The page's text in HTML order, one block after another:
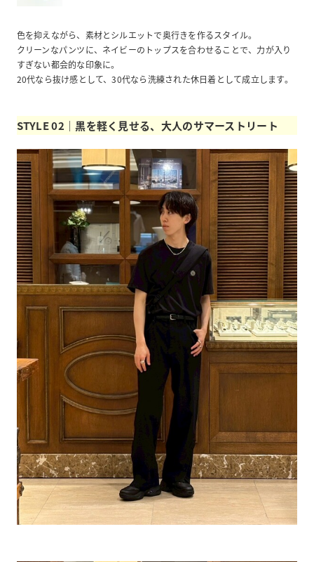
色を抑えながら、素材とシルエットで奥行きを作るスタイル。
クリーンなパンツに、ネイビーのトップスを合わせることで、力が入り
すぎない都会的な印象に。
20代なら抜け感として、30代なら洗練された休日着として成立します。
STYLE 02｜黒を軽く見せる、大人のサマーストリート